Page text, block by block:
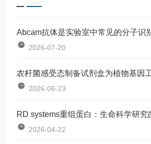
Abcam抗体是实验室中常见的分子识
2026-07-20
2026-06-23
RD systems重组蛋白：生命科学研究
2026-04-22